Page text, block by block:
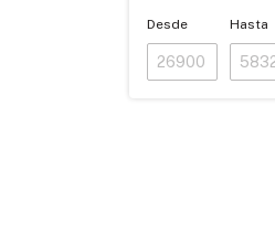
Desde Hasta